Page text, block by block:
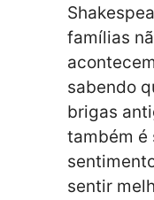
famílias
sabendo
brigas
também é
sentir